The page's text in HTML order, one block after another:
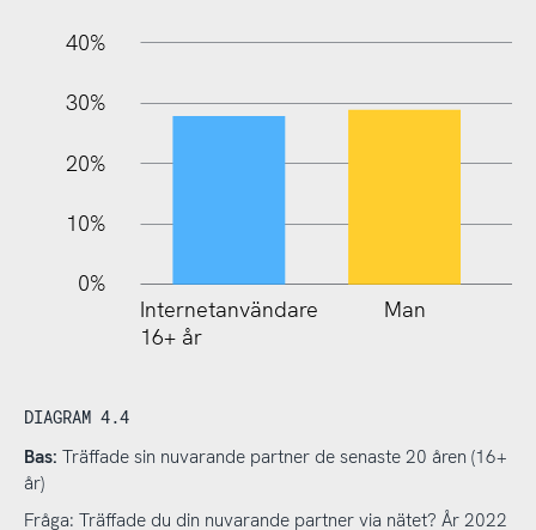
40%
30%
20%
10%
0%
Internetanvändare
16+ år
Man
DIAGRAM 4.4
Bas: Träffade sin nuvarande partner de senaste 20 åren (16+
år)
Fråga: Träffade du din nuvarande partner via nätet? År 2022